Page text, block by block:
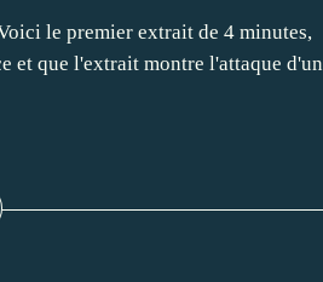
le premier extrait de 4 minutes,
et que l'extrait montre l'attaque d'un